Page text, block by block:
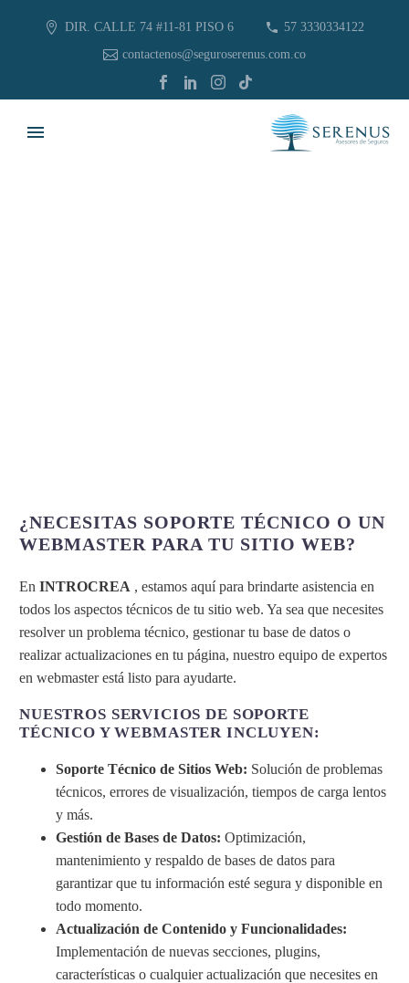
DIR. CALLE 74 #11-81 PISO 6
57 3330334122
contactenos@seguroserenus.com.co
¿NECESITAS SOPORTE TÉCNICO O UN
WEBMASTER PARA TU SITIO WEB?
En INTROCREA , estamos aquí para brindarte asistencia en
todos los aspectos técnicos de tu sitio web. Ya sea que necesites
resolver un problema técnico, gestionar tu base de datos o
realizar actualizaciones en tu página, nuestro equipo de expertos
en webmaster está listo para ayudarte.
NUESTROS SERVICIOS DE SOPORTE
TÉCNICO Y WEBMASTER INCLUYEN:
Soporte Técnico de Sitios Web: Solución de problemas
técnicos, errores de visualización, tiempos de carga lentos
y más.
Gestión de Bases de Datos: Optimización,
mantenimiento y respaldo de bases de datos para
garantizar que tu información esté segura y disponible en
todo momento.
Actualización de Contenido y Funcionalidades:
Implementación de nuevas secciones, plugins,
características o cualquier actualización que necesites en